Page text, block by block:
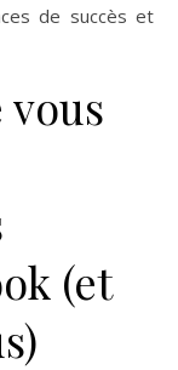
de succès et
vous
(et